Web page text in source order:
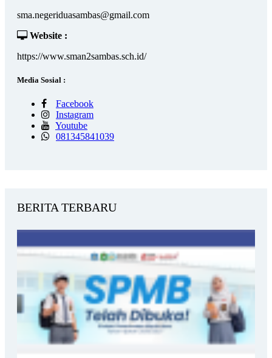
sma.negeriduasambas@gmail.com
Website :
https://www.sman2sambas.sch.id/
Media Sosial :
Facebook
Instagram
Youtube
081345841039
BERITA TERBARU